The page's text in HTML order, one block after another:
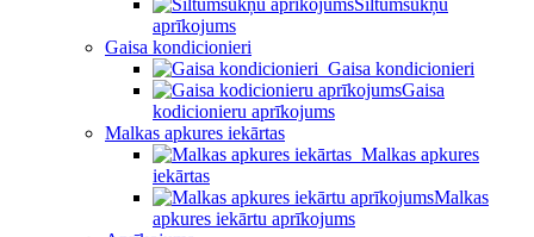
Siltumsūkņu
aprīkojums
Gaisa kondicionieri
Gaisa kondicionieri
Gaisa
kodicionieru aprīkojums
Malkas apkures iekārtas
Malkas apkures
iekārtas
Malkas
apkures iekārtu aprīkojums